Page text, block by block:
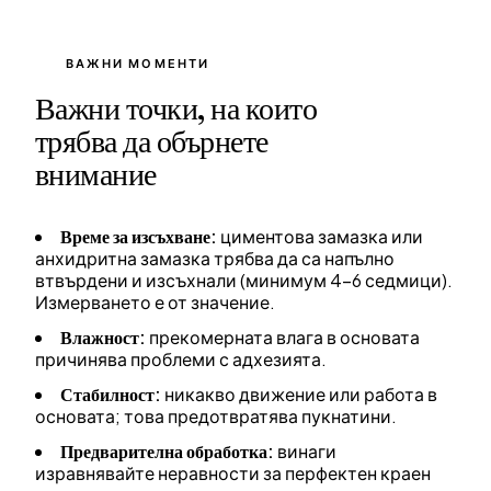
ВАЖНИ МОМЕНТИ
Важни точки, на които
трябва да обърнете
внимание
Време за изсъхване: циментова замазка или
анхидритна замазка трябва да са напълно
втвърдени и изсъхнали (минимум 4–6 седмици).
Измерването е от значение.
Влажност: прекомерната влага в основата
причинява проблеми с адхезията.
Стабилност: никакво движение или работа в
основата; това предотвратява пукнатини.
Предварителна обработка: винаги
изравнявайте неравности за перфектен краен